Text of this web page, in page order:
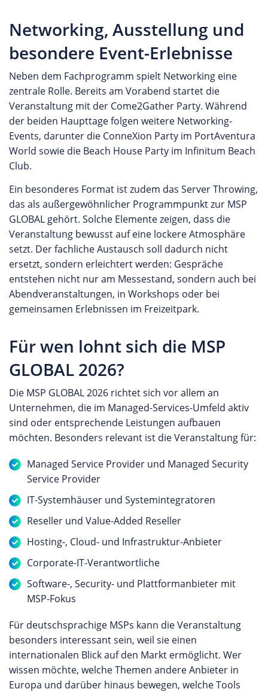
Networking, Ausstellung und
besondere Event-Erlebnisse
Neben dem Fachprogramm spielt Networking eine
zentrale Rolle. Bereits am Vorabend startet die
Veranstaltung mit der Come2Gather Party. Während
der beiden Haupttage folgen weitere Networking-
Events, darunter die ConneXion Party im PortAventura
World sowie die Beach House Party im Infinitum Beach
Club.
Ein besonderes Format ist zudem das Server Throwing,
das als außergewöhnlicher Programmpunkt zur MSP
GLOBAL gehört. Solche Elemente zeigen, dass die
Veranstaltung bewusst auf eine lockere Atmosphäre
setzt. Der fachliche Austausch soll dadurch nicht
ersetzt, sondern erleichtert werden: Gespräche
entstehen nicht nur am Messestand, sondern auch bei
Abendveranstaltungen, in Workshops oder bei
gemeinsamen Erlebnissen im Freizeitpark.
Für wen lohnt sich die MSP
GLOBAL 2026?
Die MSP GLOBAL 2026 richtet sich vor allem an
Unternehmen, die im Managed-Services-Umfeld aktiv
sind oder entsprechende Leistungen aufbauen
möchten. Besonders relevant ist die Veranstaltung für:
Managed Service Provider und Managed Security
Service Provider
IT-Systemhäuser und Systemintegratoren
Reseller und Value-Added Reseller
Hosting-, Cloud- und Infrastruktur-Anbieter
Corporate-IT-Verantwortliche
Software-, Security- und Plattformanbieter mit
MSP-Fokus
Für deutschsprachige MSPs kann die Veranstaltung
besonders interessant sein, weil sie einen
internationalen Blick auf den Markt ermöglicht. Wer
wissen möchte, welche Themen andere Anbieter in
Europa und darüber hinaus bewegen, welche Tools